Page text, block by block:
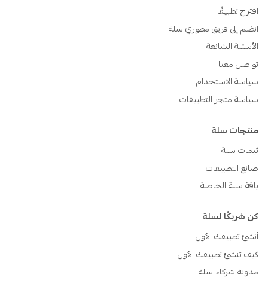
اقترح تطبيقًا
انضم إلى فريق مطوري سلة
الأسئلة الشائعة
تواصل معنا
سياسة الاستخدام
سياسة متجر التطبيقات
منتجات سلة
ثيمات سلة
صانع التطبيقات
باقة سلة الخاصة
كن شريكًا لسلة
أنشئ تطبيقك الأول
كيف تنشئ تطبيقك الأول
مدونة شركاء سلة